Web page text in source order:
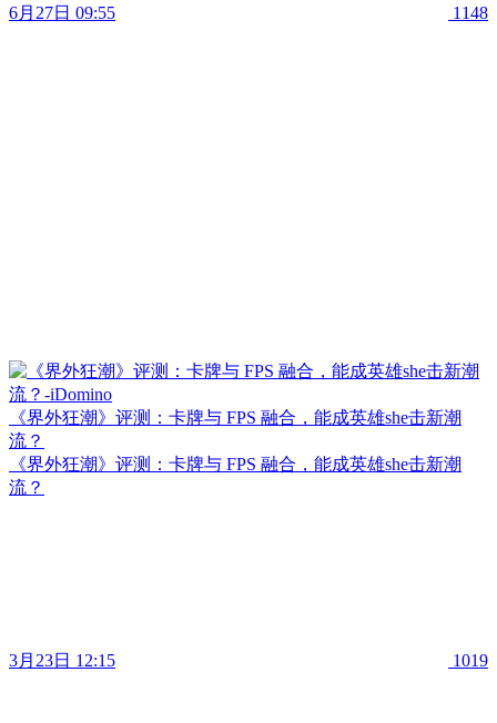
6月27日 09:55 1148
《界外狂潮》评测：卡牌与 FPS 融合，能成英雄she击新潮
流？
《界外狂潮》评测：卡牌与 FPS 融合，能成英雄she击新潮
流？
3月23日 12:15 1019